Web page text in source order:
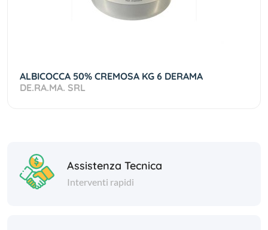
ALBICOCCA 50% CREMOSA KG 6 DERAMA
DE.RA.MA. SRL
Assistenza Tecnica
Interventi rapidi